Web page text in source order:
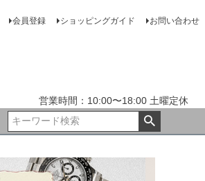
会員登録 ショッピングガイド お問い合わせ
営業時間：10:00〜18:00 土曜定休